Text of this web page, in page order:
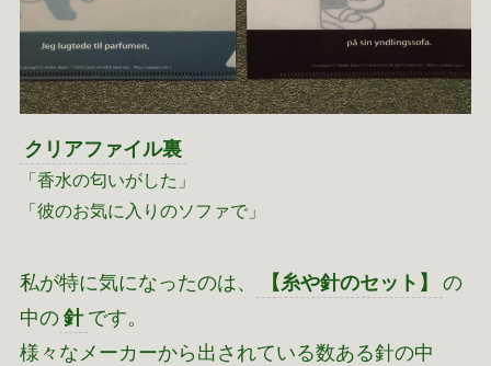
クリアファイル裏
「香水の匂いがした」
「彼のお気に入りのソファで」
私が特に気になったのは、 【糸や針のセット】
の
中の 針 です。
様々なメーカーから出されている数ある針の中